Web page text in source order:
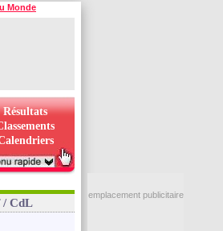
Monde
Résultats
/ CdL
emplacement publicitaire